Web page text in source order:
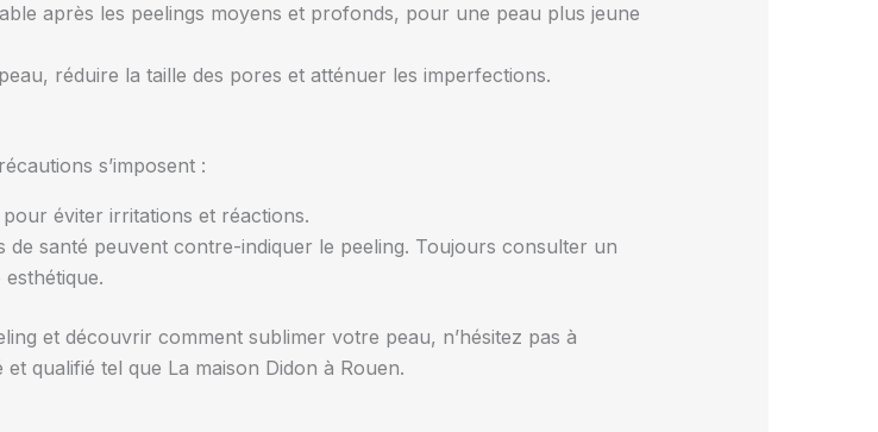
après les peelings moyens et profonds, pour une peau plus jeune
réduire la taille des pores et atténuer les imperfections.
s’imposent :
éviter irritations et réactions.
santé peuvent contre-indiquer le peeling. Toujours consulter un
et découvrir comment sublimer votre peau, n’hésitez pas à
qualifié tel que La maison Didon à Rouen.